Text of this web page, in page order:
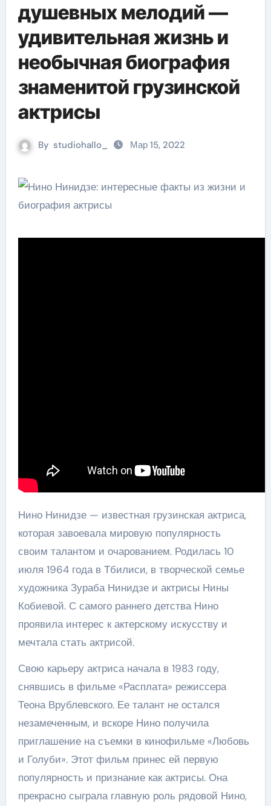
душевных мелодий —
удивительная жизнь и
необычная биография
знаменитой грузинской
актрисы
By studiohallo_ Мар 15, 2022
Нино Нинидзе — известная грузинская актриса,
которая завоевала мировую популярность
своим талантом и очарованием. Родилась 10
июля 1964 года в Тбилиси, в творческой семье
художника Зураба Нинидзе и актрисы Нины
Кобиевой. С самого раннего детства Нино
проявила интерес к актерскому искусству и
мечтала стать актрисой.
Свою карьеру актриса начала в 1983 году,
снявшись в фильме «Расплата» режиссера
Теона Врублевского. Ее талант не остался
незамеченным, и вскоре Нино получила
приглашение на съемки в кинофильме «Любовь
и Голуби». Этот фильм принес ей первую
популярность и признание как актрисы. Она
прекрасно сыграла главную роль рядовой Нино,